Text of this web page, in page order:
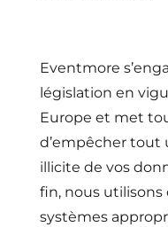
Eventmore
législation en
Europe et met
d’empêcher tout
illicite de vos
fin, nous utilisons
systèmes